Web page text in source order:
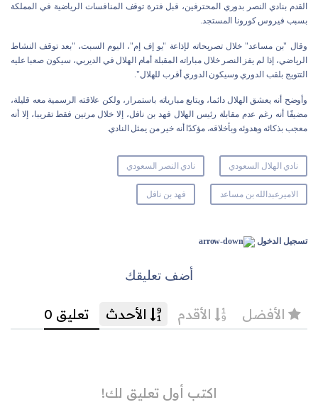
القدم بنادي النصر بدوري المحترفين، قبل فترة توقف المنافسات الرياضية في المملكة
بسبب فيروس كورونا المستجد.
وقال "بن مساعد" خلال تصريحاته لإذاعة "يو إف إم"، اليوم السبت، "بعد توقف النشاط
الرياضي، إذا لم يفز النصر خلال مباراته المقبلة أمام الهلال في الديربي، سيكون صعبا عليه
التتويج بلقب الدوري وسيكون الدوري أقرب للهلال".
وأوضح أنه يعشق الهلال دائما، ويتابع مبارياته باستمرار، ولكن علاقته الرسمية معه قليلة،
مضيفًا أنه رغم عدم مقابلة رئيس الهلال فهد بن نافل، إلا خلال مرتين فقط تقريبا، إلا أنه
معجب بذكائه وهدوئه وبأخلاقه، مؤكدًا أنه خير من يمثل النادي.
نادي الهلال السعودي نادي النصر السعودي
الاميرعبدالله بن مساعد فهد بن نافل
تسجيل الدخول
أضف تعليقك